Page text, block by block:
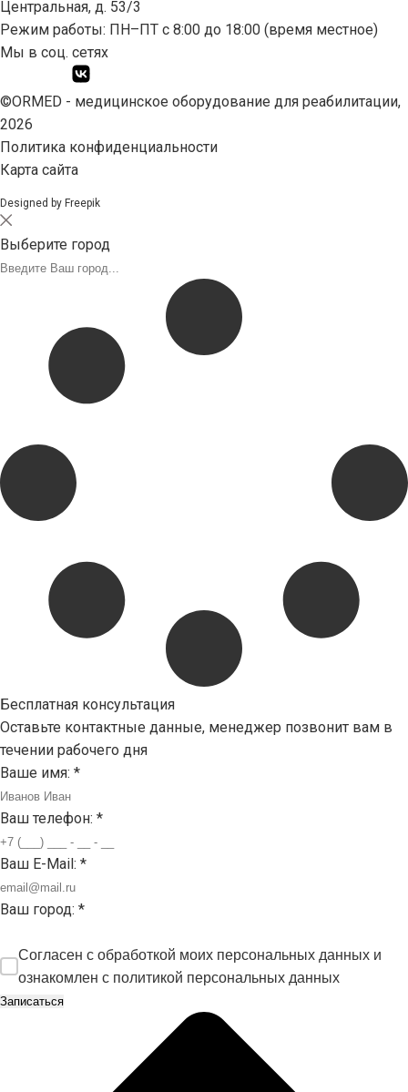
Центральная, д. 53/3
Режим работы: ПН–ПТ с 8:00 до 18:00 (время местное)
Мы в соц. сетях
©ORMED - медицинское оборудование для реабилитации,
2026
Политика конфиденциальности
Карта сайта
Designed by Freepik
Выберите город
Бесплатная консультация
Оставьте контактные данные, менеджер позвонит вам в
течении рабочего дня
Ваше имя: *
Ваш телефон: *
Ваш E-Mail: *
Ваш город: *
Согласен с обработкой моих персональных данных и
ознакомлен с политикой персональных данных